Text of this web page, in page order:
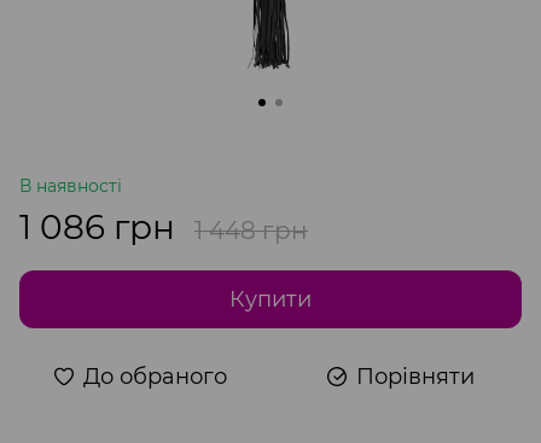
В наявності
1 086 грн 1 448 грн
Купити
До обраного Порівняти